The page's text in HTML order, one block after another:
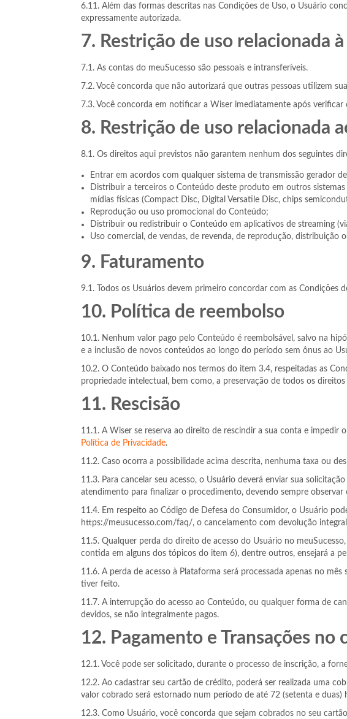
6.11. Além das formas descritas nas Condições de Uso, o Usuário
expressamente autorizada.
7. Restrição de uso relacionada
7.1. As contas do meuSucesso são pessoais e intransferíveis.
7.2. Você concorda que não autorizará que outras pessoas utilizem
7.3. Você concorda em notificar a Wiser imediatamente após
8. Restrição de uso relacionada
8.1. Os direitos aqui previstos não garantem nenhum dos seguintes
Entrar em acordos com qualquer sistema de transmissão gerador
Distribuir a terceiros o Conteúdo deste produto em outros
mídias físicas (Compact Disc, Digital Versatile Disc, chips
Reprodução ou uso promocional do Conteúdo;
Distribuir ou redistribuir o Conteúdo em aplicativos de streaming
Uso comercial, de vendas, de revenda, de reprodução, distribuição
9. Faturamento
9.1. Todos os Usuários devem primeiro concordar com as
10. Política de reembolso
10.1. Nenhum valor pago pelo Conteúdo é reembolsável, salvo na
e a inclusão de novos conteúdos ao longo do período sem ônus ao
10.2. O Conteúdo baixado nos termos do item 3.4, respeitadas as
propriedade intelectual, bem como, a preservação de todos os
11. Rescisão
11.1. A Wiser se reserva ao direito de rescindir a sua conta e impedir
Política de Privacidade.
11.2. Caso ocorra a possibilidade acima descrita, nenhuma taxa ou
11.3. Para cancelar seu acesso, o Usuário deverá enviar sua
atendimento para finalizar o procedimento, devendo sempre observar
11.4. Em respeito ao Código de Defesa do Consumidor, o Usuário
https://meusucesso.com/faq/, o cancelamento com devolução
11.5. Qualquer perda do direito de acesso do Usuário no
contida em alguns dos tópicos do item 6), dentre outros, ensejará a
11.6. A perda de acesso à Plataforma será processada apenas no
tiver feito.
11.7. A interrupção do acesso ao Conteúdo, ou qualquer forma de
devidos, se não integralmente pagos.
12. Pagamento e Transações no
12.1. Você pode ser solicitado, durante o processo de inscrição, a
12.2. Ao cadastrar seu cartão de crédito, poderá ser realizada uma
valor cobrado será estornado num período de até 72 (setenta e duas)
12.3. Como Usuário, você concorda que sejam cobrados no seu